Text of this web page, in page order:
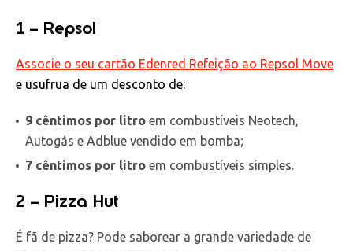
1 – Repsol
Associe o seu cartão Edenred Refeição ao Repsol Move
e usufrua de um desconto de:
9 cêntimos por litro em combustíveis Neotech,
Autogás e Adblue vendido em bomba;
7 cêntimos por litro em combustíveis simples.
2 – Pizza Hut
É fã de pizza? Pode saborear a grande variedade de